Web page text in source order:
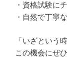
・資格試験に
・自然で丁寧
「いざという
この機会にぜ